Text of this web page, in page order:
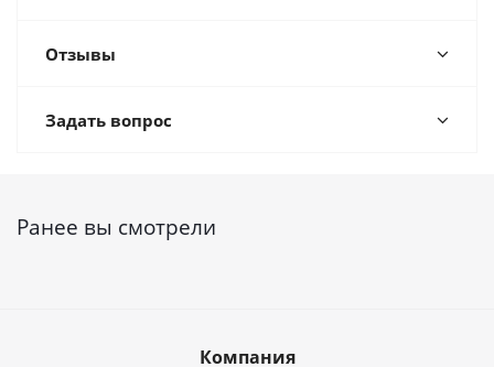
Отзывы
Задать вопрос
Ранее вы смотрели
Компания